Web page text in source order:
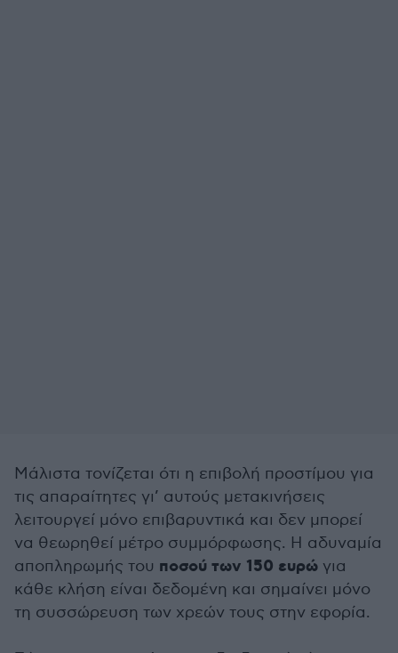
Μάλιστα τονίζεται ότι η επιβολή προστίμου για
τις απαραίτητες γι’ αυτούς μετακινήσεις
λειτουργεί μόνο επιβαρυντικά και δεν μπορεί
να θεωρηθεί μέτρο συμμόρφωσης. Η αδυναμία
αποπληρωμής του ποσού των 150 ευρώ για
κάθε κλήση είναι δεδομένη και σημαίνει μόνο
τη συσσώρευση των χρεών τους στην εφορία.